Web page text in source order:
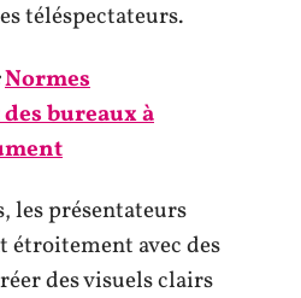
téléspectateurs.
Normes
bureaux à
les présentateurs
étroitement avec des
des visuels clairs